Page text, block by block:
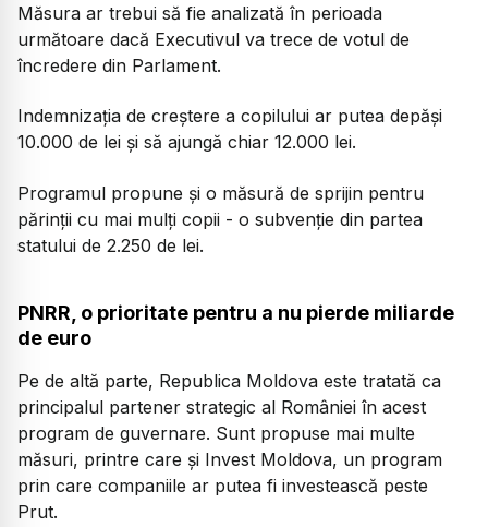
Măsura ar trebui să fie analizată în perioada
următoare dacă Executivul va trece de votul de
încredere din Parlament.
Indemnizația de creștere a copilului ar putea depăși
10.000 de lei și să ajungă chiar 12.000 lei.
Programul propune și o măsură de sprijin pentru
părinții cu mai mulți copii - o subvenție din partea
statului de 2.250 de lei.
PNRR, o prioritate pentru a nu pierde miliarde
de euro
Pe de altă parte, Republica Moldova este tratată ca
principalul partener strategic al României în acest
program de guvernare. Sunt propuse mai multe
măsuri, printre care și Invest Moldova, un program
prin care companiile ar putea fi investească peste
Prut.